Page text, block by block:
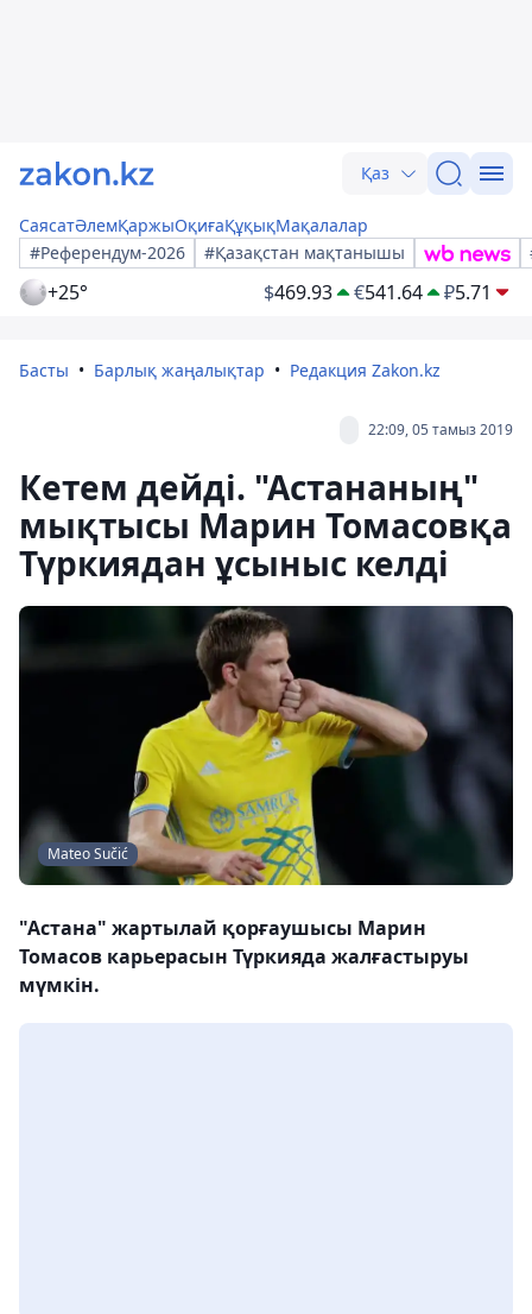
Қаз
СаясатӘлемҚаржыОқиғаҚұқықМақалалар
#Референдум-2026
#Қазақстан мақтанышы
+25° $469.93 €541.64 ₽5.71
Басты Барлық жаңалықтар Редакция Zakon.kz
22:09, 05 тамыз 2019
Кетем дейді. "Астананың"
мықтысы Марин Томасовқа
Түркиядан ұсыныс келді
Mateo Sučić
"Астана" жартылай қорғаушысы Марин
Томасов карьерасын Түркияда жалғастыруы
мүмкін.